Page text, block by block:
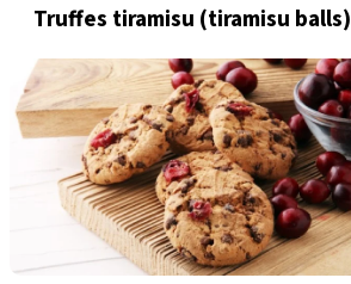
Truffes tiramisu (tiramisu balls)